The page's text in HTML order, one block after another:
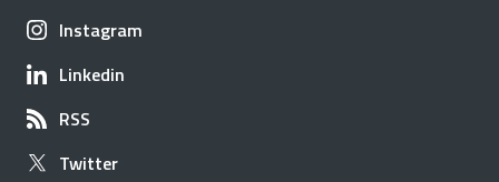
Instagram
Linkedin
RSS
TwitterApre in una nuova scheda